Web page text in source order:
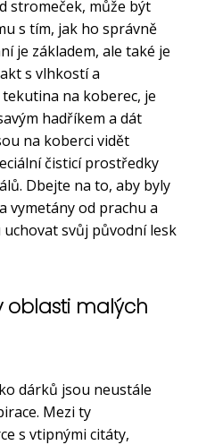
stromeček, může být
s tím, jak ho správně
je základem, ale také je
s vlhkostí a
na koberec, je
hadříkem a dát
na koberci vidět
čisticí prostředky
Dbejte na to, aby byly
vymetány od prachu a
svůj původní lesk
oblasti malých
dárků jsou neustále
Mezi ty
s vtipnými citáty,